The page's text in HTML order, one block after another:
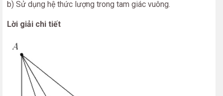
b) Sử dụng hệ thức lượng trong tam giác vuông.
Lời giải chi tiết